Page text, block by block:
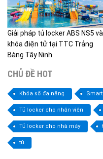
Giải pháp tủ locker ABS NS5 và
khóa điện tử tại TTC Trảng
Bàng Tây Ninh
CHỦ ĐỀ HOT
Khóa số đa năng
Tủ locker cho nhân viên
Tủ locker cho nhà máy
tủ